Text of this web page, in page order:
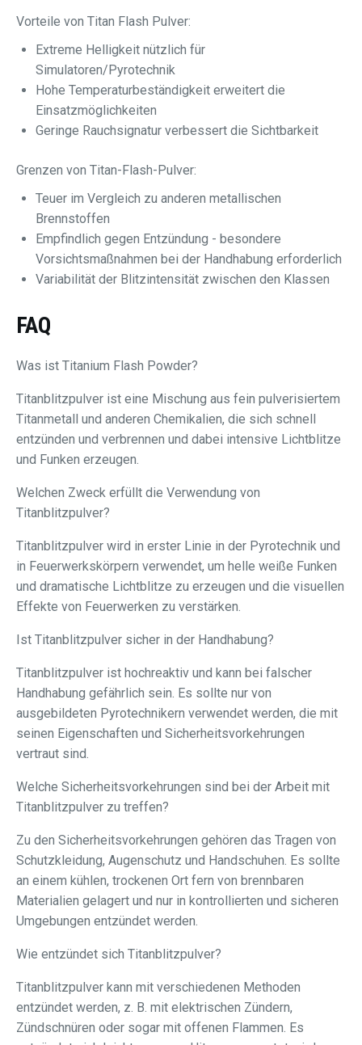
Vorteile von Titan Flash Pulver:
Extreme Helligkeit nützlich für
Simulatoren/Pyrotechnik
Hohe Temperaturbeständigkeit erweitert die
Einsatzmöglichkeiten
Geringe Rauchsignatur verbessert die Sichtbarkeit
Grenzen von Titan-Flash-Pulver:
Teuer im Vergleich zu anderen metallischen
Brennstoffen
Empfindlich gegen Entzündung - besondere
Vorsichtsmaßnahmen bei der Handhabung erforderlich
Variabilität der Blitzintensität zwischen den Klassen
FAQ
Was ist Titanium Flash Powder?
Titanblitzpulver ist eine Mischung aus fein pulverisiertem
Titanmetall und anderen Chemikalien, die sich schnell
entzünden und verbrennen und dabei intensive Lichtblitze
und Funken erzeugen.
Welchen Zweck erfüllt die Verwendung von
Titanblitzpulver?
Titanblitzpulver wird in erster Linie in der Pyrotechnik und
in Feuerwerkskörpern verwendet, um helle weiße Funken
und dramatische Lichtblitze zu erzeugen und die visuellen
Effekte von Feuerwerken zu verstärken.
Ist Titanblitzpulver sicher in der Handhabung?
Titanblitzpulver ist hochreaktiv und kann bei falscher
Handhabung gefährlich sein. Es sollte nur von
ausgebildeten Pyrotechnikern verwendet werden, die mit
seinen Eigenschaften und Sicherheitsvorkehrungen
vertraut sind.
Welche Sicherheitsvorkehrungen sind bei der Arbeit mit
Titanblitzpulver zu treffen?
Zu den Sicherheitsvorkehrungen gehören das Tragen von
Schutzkleidung, Augenschutz und Handschuhen. Es sollte
an einem kühlen, trockenen Ort fern von brennbaren
Materialien gelagert und nur in kontrollierten und sicheren
Umgebungen entzündet werden.
Wie entzündet sich Titanblitzpulver?
Titanblitzpulver kann mit verschiedenen Methoden
entzündet werden, z. B. mit elektrischen Zündern,
Zündschnüren oder sogar mit offenen Flammen. Es